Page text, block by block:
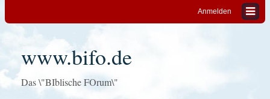
Anmelden
www.bifo.de
Das \"BIblische FOrum\"